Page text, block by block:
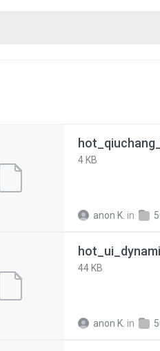
4 KB
anon K. in
44 KB
anon K. in